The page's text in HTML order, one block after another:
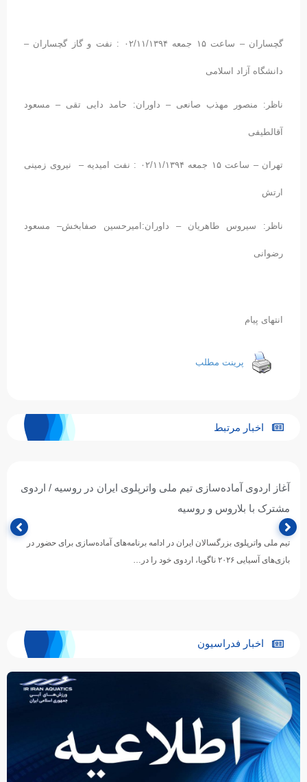
گچساران – ساعت ۱۵ جمعه ۰۲/۱۱/۱۳۹۴ : نفت و گاز گچساران –
دانشگاه آزاد اسلامی
ناظر: منصور مهذب صانعی – داوران: حامد دایی تقی – مسعود
آقالطیفی
تهران – ساعت ۱۵ جمعه ۰۲/۱۱/۱۳۹۴ : نفت امیدیه – نیروی زمینی
ارتش
ناظر: سیروس طاهریان – داوران:امیرحسین صفابخش– مسعود
رضوانی
انتهای پیام
پرینت مطلب
اخبار مرتبط
آغاز اردوی آماده‌سازی تیم ملی واترپلوی ایران در روسیه / اردوی
مشترک با بلاروس و روسیه
تیم ملی واترپلوی بزرگسالان ایران در ادامه برنامه‌های آماده‌سازی برای حضور در
بازی‌های آسیایی ۲۰۲۶ ناگویا، اردوی خود را در…
اخبار فدراسیون